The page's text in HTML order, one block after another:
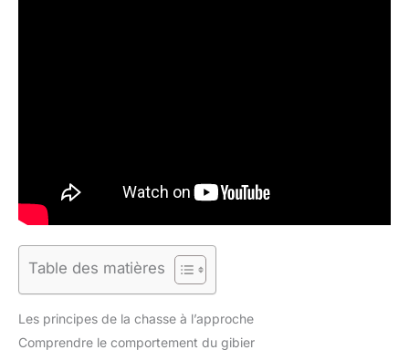
Table des matières
Les principes de la chasse à l’approche
Comprendre le comportement du gibier